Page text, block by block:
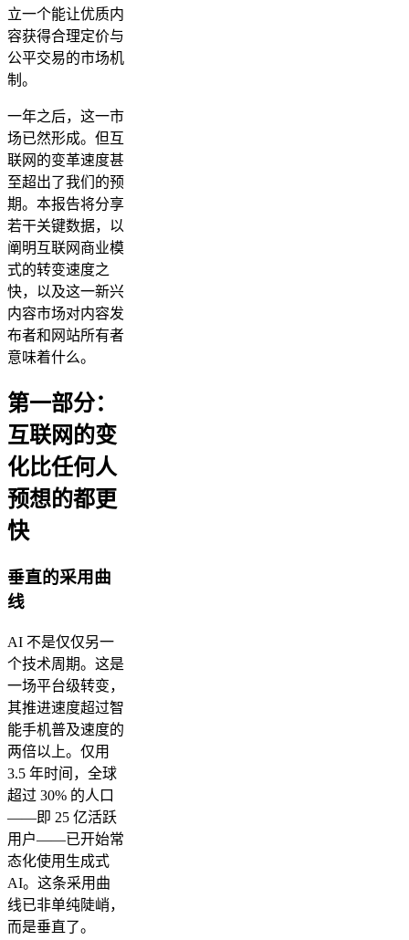
立一个能让优质内
容获得合理定价与
公平交易的市场机
制。
一年之后，这一市
场已然形成。但互
联网的变革速度甚
至超出了我们的预
期。本报告将分享
若干关键数据，以
阐明互联网商业模
式的转变速度之
快，以及这一新兴
内容市场对内容发
布者和网站所有者
意味着什么。
第一部分：
互联网的变
化比任何人
预想的都更
快
垂直的采用曲
线
AI 不是仅仅另一
个技术周期。这是
一场平台级转变，
其推进速度超过智
能手机普及速度的
两倍以上。仅用
3.5 年时间，全球
超过 30% 的人口
——即 25 亿活跃
用户——已开始常
态化使用生成式
AI。这条采用曲
线已非单纯陡峭，
而是垂直了。